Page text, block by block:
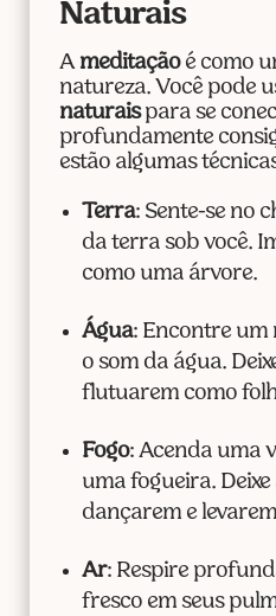
Naturais
A meditaçãoé como
natureza. Você pode
naturaispara se
profundamente
estão algumas
Terra: Sente-se no
da terra sob você.
como uma árvore.
Água: Encontre um
o som da água.
flutuarem como
Fogo: Acenda uma
uma fogueira. Deixe
dançarem e
Ar: Respire
fresco em seus